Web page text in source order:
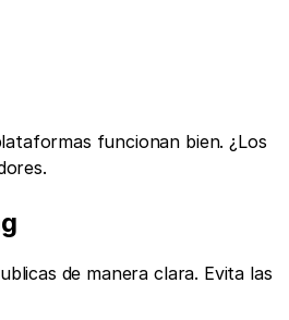
funcionan bien. ¿Los
de manera clara. Evita las